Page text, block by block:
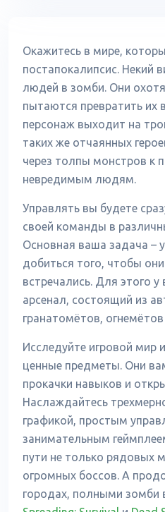
Окажитесь в мире,
постапокалипсис. Некий
людей в зомби. Они
пытаются превратить их
персонаж выходит на
таких же отчаянных
через толпы монстров к
невредимым людям.
Управлять вы будете
своей команды в
Основная ваша задача –
добиться того, чтобы
встречались. Для этого у
арсенал, состоящий из
гранатомётов,
Исследуйте игровой мир
ценные предметы. Они
прокачки навыков и
Наслаждайтесь
графикой, простым
занимательным
пути не только рядовых
огромных боссов. А
городах, полными зомби